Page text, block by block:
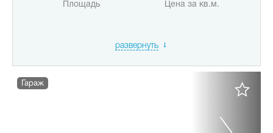
Площадь Цена за кв.м.
развернуть
Гараж